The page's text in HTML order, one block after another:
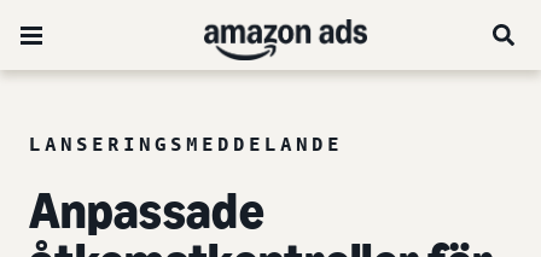
LANSERINGSMEDDELANDE
Anpassade